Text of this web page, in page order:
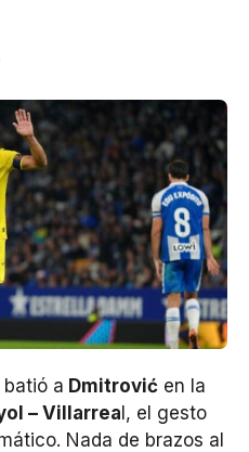
batió a Dmitrović en la
– Villarreal, el gesto
Nada de brazos al